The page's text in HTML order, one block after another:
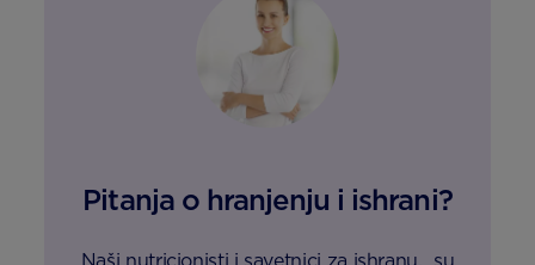
Pitanja o hranjenju i ishrani?